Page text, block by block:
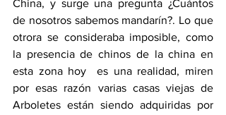
China, y surge una pregunta ¿Cuántos
de nosotros sabemos mandarín?. Lo que
otrora se consideraba imposible, como
la presencia de chinos de la china en
esta zona hoy  es una realidad, miren
por esas razón varias casas viejas de
Arboletes están siendo adquiridas por